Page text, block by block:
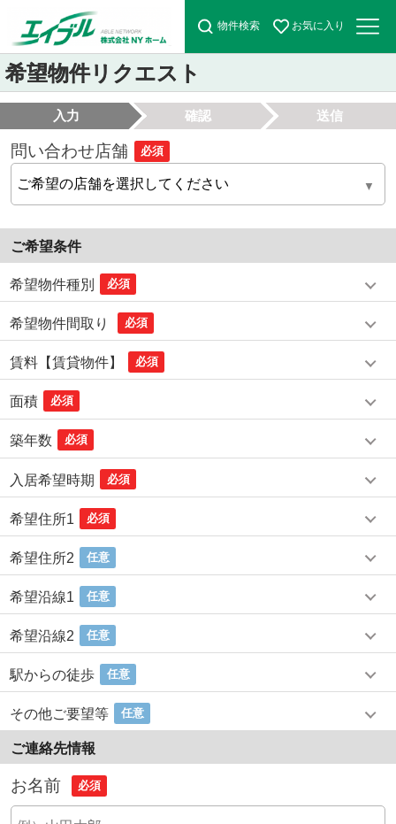
物件検索 お気に入り
希望物件リクエスト
入力 確認 送信
問い合わせ店舗 必須
ご希望条件
希望物件種別 必須
希望物件間取り 必須
賃料【賃貸物件】 必須
面積 必須
築年数 必須
入居希望時期 必須
希望住所1 必須
希望住所2 任意
希望沿線1 任意
希望沿線2 任意
駅からの徒歩 任意
その他ご要望等 任意
ご連絡先情報
お名前 必須